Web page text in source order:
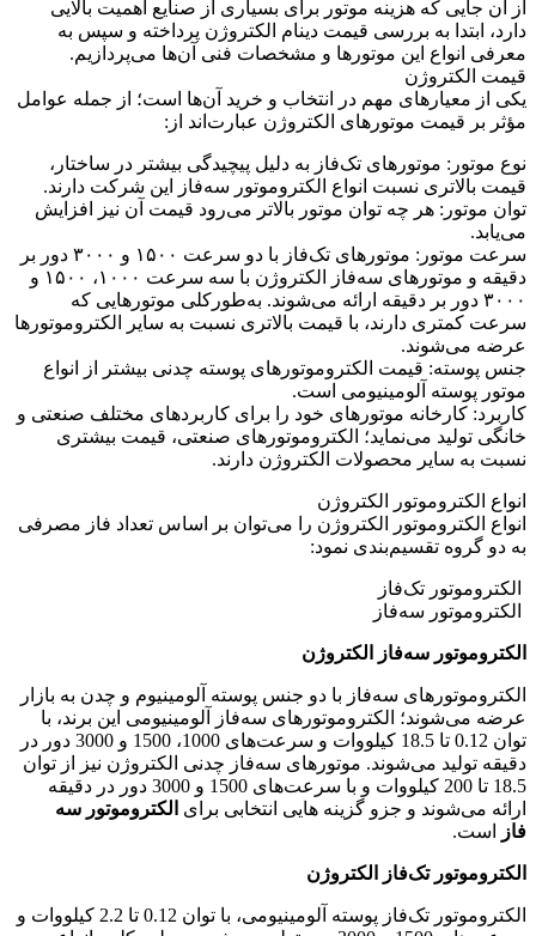
از آن جایی که هزینه‌ موتور برای بسیاری از صنایع اهمیت بالایی
دارد، ابتدا به بررسی قیمت دینام الکتروژن پرداخته و سپس به
معرفی انواع این موتورها و مشخصات فنی آن‌ها می‌پردازیم.
قیمت الکتروژن
یکی از معیارهای مهم در انتخاب و خرید آن‌ها است؛ از جمله عوامل
مؤثر بر قیمت موتورهای الکتروژن عبارت‌اند از:
نوع موتور: موتورهای تک‌فاز به دلیل پیچیدگی بیشتر در ساختار،
قیمت بالاتری نسبت انواع الکتروموتور سه‌فاز این شرکت دارند.
توان موتور: هر چه توان موتور بالاتر می‌رود قیمت آن نیز افزایش
می‌یابد.
سرعت موتور: موتورهای تک‌فاز با دو سرعت ۱۵۰۰ و ۳۰۰۰ دور بر
دقیقه و موتورهای سه‌فاز الکتروژن با سه سرعت ۱۰۰۰، ۱۵۰۰ و
۳۰۰۰ دور بر دقیقه ارائه می‌شوند. به‌طورکلی موتورهایی که
سرعت کمتری دارند، با قیمت بالاتری نسبت به سایر الکتروموتورها
عرضه می‌شوند.
جنس پوسته: قیمت الکتروموتورهای پوسته چدنی بیشتر از انواع
موتور پوسته آلومینیومی است.
کاربرد: کارخانه موتورهای خود را برای کاربردهای مختلف صنعتی و
خانگی تولید می‌نماید؛ الکتروموتورهای صنعتی، قیمت بیشتری
نسبت به سایر محصولات الکتروژن دارند.
انواع الکتروموتور الکتروژن
انواع الکتروموتور الکتروژن را می‌توان بر اساس تعداد فاز مصرفی
به دو گروه تقسیم‌بندی نمود:
الکتروموتور تک‌فاز
الکتروموتور سه‌فاز
الکتروموتور سه‌فاز الکتروژن
الکتروموتورهای سه‌فاز با دو جنس پوسته آلومینیوم و چدن به بازار
عرضه می‌شوند؛ الکتروموتورهای سه‌فاز آلومینیومی این برند، با
توان 0.12 تا 18.5 کیلووات و سرعت‌های 1000، 1500 و 3000 دور در
دقیقه تولید می‌شوند. موتورهای سه‌فاز چدنی الکتروژن نیز از توان
18.5 تا 200 کیلووات و با سرعت‌های 1500 و 3000 دور در دقیقه
ارائه می‌شوند و جزو گزینه هایی انتخابی برای الکتروموتور سه
فاز
است.
الکتروموتور تک‌فاز الکتروژن
الکتروموتور تک‌فاز پوسته آلومینیومی، با توان 0.12 تا 2.2 کیلووات و